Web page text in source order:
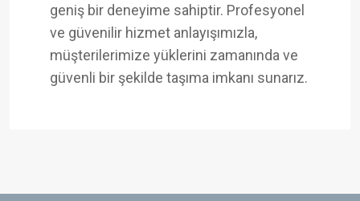
geniş bir deneyime sahiptir. Profesyonel
ve güvenilir hizmet anlayışımızla,
müşterilerimize yüklerini zamanında ve
güvenli bir şekilde taşıma imkanı sunarız.